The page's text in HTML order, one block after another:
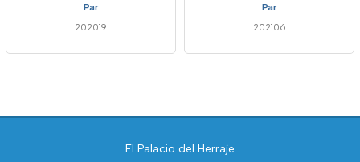
Par
202019
Par
202106
El Palacio del Herraje